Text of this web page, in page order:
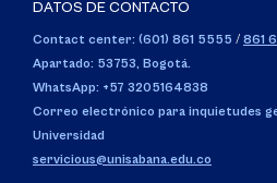
DATOS DE CONTACTO
Contact center: (601) 861 5555 / 861
Apartado: 53753, Bogotá.
WhatsApp: +57 3205164838
Correo electrónico para inquietudes
Universidad
servicious@unisabana.edu.co